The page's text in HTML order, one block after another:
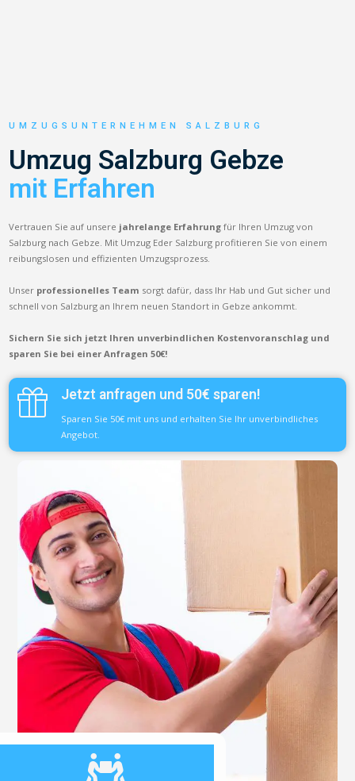
UMZUGSUNTERNEHMEN SALZBURG
Umzug Salzburg Gebze
mit Erfahren
Vertrauen Sie auf unsere jahrelange Erfahrung für Ihren Umzug von
Salzburg nach Gebze. Mit Umzug Eder Salzburg profitieren Sie von einem
reibungslosen und effizienten Umzugsprozess.
Unser professionelles Team sorgt dafür, dass Ihr Hab und Gut sicher und
schnell von Salzburg an Ihrem neuen Standort in Gebze ankommt.
Sichern Sie sich jetzt Ihren unverbindlichen Kostenvoranschlag und
sparen Sie bei einer Anfragen 50€!
Jetzt anfragen und 50€ sparen!
Sparen Sie 50€ mit uns und erhalten Sie Ihr unverbindliches
Angebot.